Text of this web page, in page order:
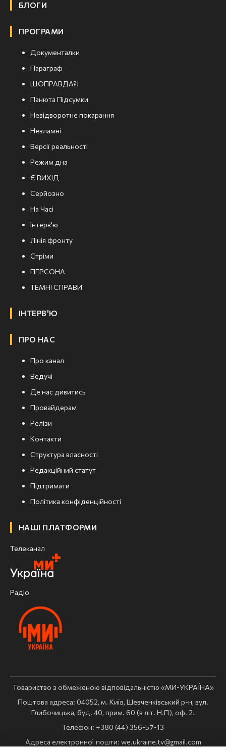
БЛОГИ
ПРОГРАМИ
Документалки
Параграф
ЩОПРАВДА?!
Панюта Підсумки
Невідворотне покарання
Незламні
Версії реальності
Режим дна
Є ВИХІД
Серйозно
На Часі
Інтерв'ю
Лінія фронту
Стріми
ПЕРСОНА
ТЕМНІ СПРАВИ
ІНТЕРВ'Ю
ПРО НАС
Про канал
Ведучі
Де нас дивитись
Провайдерам
Релізи
Контакти
Структура власності
Редакційний статут
Підтримати
Політика конфіденційності
НАШІ ПЛАТФОРМИ
Телеканал
Радіо
Товариство з обмеженою відповідальністю «МИ-УКРАЇНА»
Поштова адреса: 04052, м. Київ, Шевченківський р-н, вул.
Глибочицька, буд. 40, прим. 60 (в літ. Н.П), оф. 2.
Телефон: +380 (44) 356-57-13
Адреса електронної пошти: we.ukraine.tv@gmail.com